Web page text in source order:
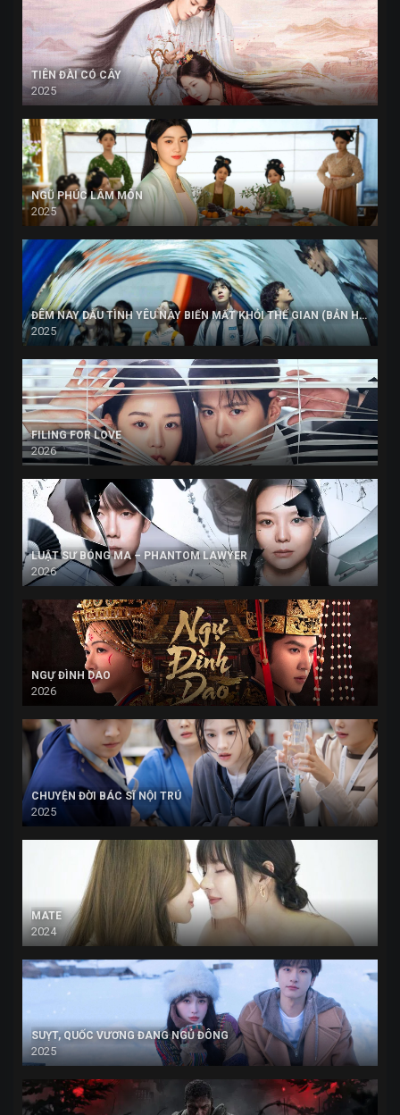
TIÊN ĐÀI CÓ CÂY
2025
NGŨ PHÚC LÂM MÔN
2025
ĐÊM NAY DẪU TÌNH YÊU NÀY BIẾN MẤT KHỎI THẾ GIAN (BẢN HÀN)
2025
FILING FOR LOVE
2026
LUẬT SƯ BÓNG MA – PHANTOM LAWYER
2026
NGỰ ĐÌNH DAO
2026
CHUYỆN ĐỜI BÁC SĨ NỘI TRÚ
2025
MATE
2024
SUỴT, QUỐC VƯƠNG ĐANG NGỦ ĐÔNG
2025